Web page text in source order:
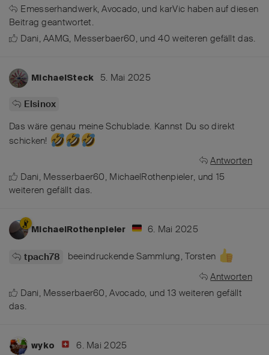
Emesserhandwerk,Avocado, und karVic habenauf diesen
Beitrag geantwortet.
Dani,AAMG, Messerbaer60, und40 weiteren gefällt das.
MichaelSteck 5. Mai 2025
Elsinox
Das wäre genau meine Schublade. Kannst Du so direkt
schicken!
Antworten
Dani, Messerbaer60, MichaelRothenpieler, und 15
weiteren gefällt das.
MichaelRothenpieler 6. Mai 2025
tpach78
beeindruckende Sammlung, Torsten
Antworten
Dani, Messerbaer60,Avocado, und13 weiteren gefällt
das.
wyko 6. Mai 2025